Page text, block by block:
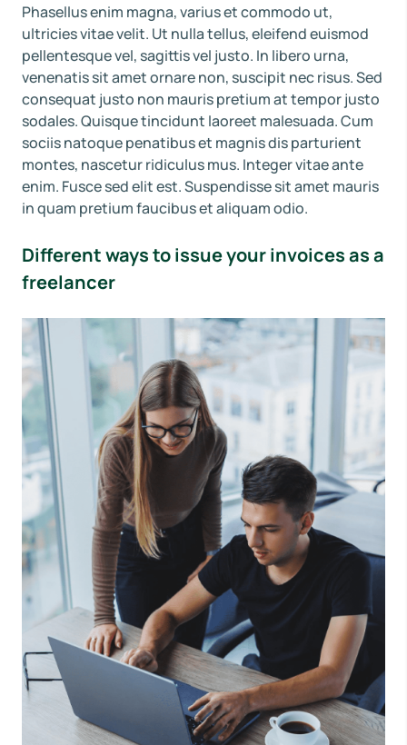
Phasellus enim magna, varius et commodo ut,
ultricies vitae velit. Ut nulla tellus, eleifend euismod
pellentesque vel, sagittis vel justo. In libero urna,
venenatis sit amet ornare non, suscipit nec risus. Sed
consequat justo non mauris pretium at tempor justo
sodales. Quisque tincidunt laoreet malesuada. Cum
sociis natoque penatibus et magnis dis parturient
montes, nascetur ridiculus mus. Integer vitae ante
enim. Fusce sed elit est. Suspendisse sit amet mauris
in quam pretium faucibus et aliquam odio.
Different ways to issue your invoices as a
freelancer